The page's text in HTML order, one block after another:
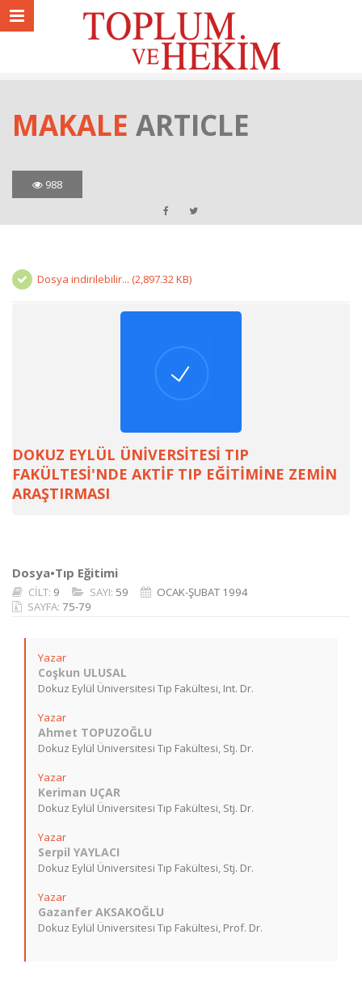
MAKALE ARTICLE
988
Dosya indirilebilir... (2,897.32 KB)
DOKUZ EYLÜL ÜNİVERSİTESİ TIP
FAKÜLTESİ'NDE AKTİF TIP EĞİTİMİNE ZEMİN
ARAŞTIRMASI
Dosya•Tıp Eğitimi
CİLT: 9 SAYI: 59
OCAK-ŞUBAT 1994
SAYFA: 75-79
Yazar
Coşkun ULUSAL
Dokuz Eylül Üniversitesi Tıp Fakültesi, Int. Dr.
Yazar
Ahmet TOPUZOĞLU
Dokuz Eylül Üniversitesi Tıp Fakültesi, Stj. Dr.
Yazar
Keriman UÇAR
Dokuz Eylül Üniversitesi Tıp Fakültesi, Stj. Dr.
Yazar
Serpil YAYLACI
Dokuz Eylül Üniversitesi Tıp Fakültesi, Stj. Dr.
Yazar
Gazanfer AKSAKOĞLU
Dokuz Eylül Üniversitesi Tıp Fakültesi, Prof. Dr.